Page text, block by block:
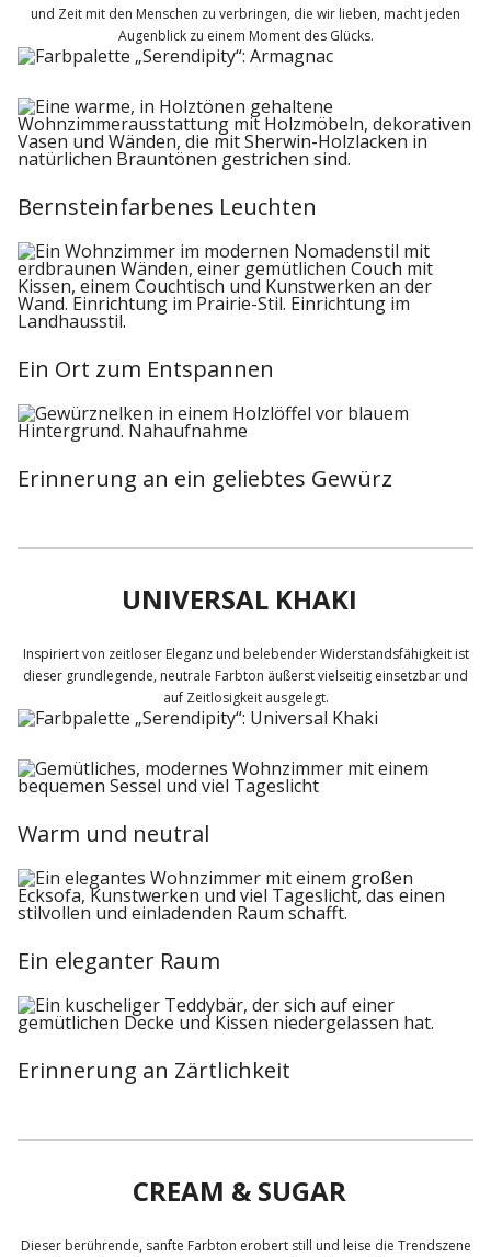
und Zeit mit den Menschen zu verbringen, die wir lieben, macht jeden
Augenblick zu einem Moment des Glücks.
Bernsteinfarbenes Leuchten
Ein Ort zum Entspannen
Erinnerung an ein geliebtes Gewürz
UNIVERSAL KHAKI
Inspiriert von zeitloser Eleganz und belebender Widerstandsfähigkeit ist
dieser grundlegende, neutrale Farbton äußerst vielseitig einsetzbar und
auf Zeitlosigkeit ausgelegt.
Warm und neutral
Ein eleganter Raum
Erinnerung an Zärtlichkeit
CREAM & SUGAR
Dieser berührende, sanfte Farbton erobert still und leise die Trendszene